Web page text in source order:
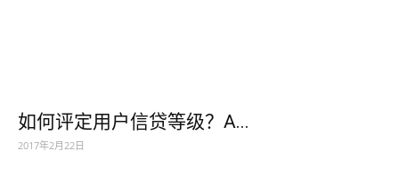
如何评定用户信贷等级？A...
2017年2月22日